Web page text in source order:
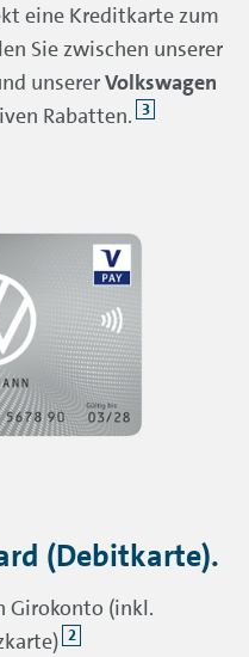
eine Kreditkarte zum
Sie zwischen unserer
unsererVolkswagen
Rabatten. 3
(Debitkarte).
Girokonto (inkl.
2